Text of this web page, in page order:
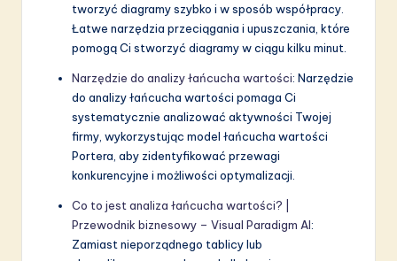
tworzyć diagramy szybko i w sposób współpracy.
Łatwe narzędzia przeciągania i upuszczania, które
pomogą Ci stworzyć diagramy w ciągu kilku minut.
Narzędzie do analizy łańcucha wartości: Narzędzie
do analizy łańcucha wartości pomaga Ci
systematycznie analizować aktywności Twojej
firmy, wykorzystując model łańcucha wartości
Portera, aby zidentyfikować przewagi
konkurencyjne i możliwości optymalizacji.
Co to jest analiza łańcucha wartości? |
Przewodnik biznesowy – Visual Paradigm AI:
Zamiast nieporządnego tablicy lub